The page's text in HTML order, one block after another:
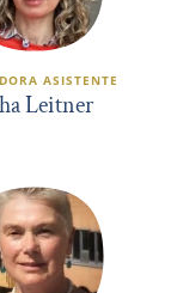
ASISTENTE
Leitner